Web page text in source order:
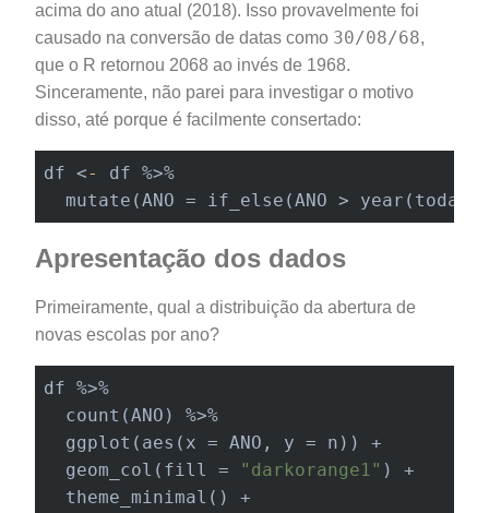
acima do ano atual (2018). Isso provavelmente foi
causado na conversão de datas como 30/08/68,
que o R retornou 2068 ao invés de 1968.
Sinceramente, não parei para investigar o motivo
disso, até porque é facilmente consertado:
df <- df %>%
mutate(ANO = if_else(ANO >
Apresentação dos dados
Primeiramente, qual a distribuição da abertura de
novas escolas por ano?
df %>%
  count(ANO) %>%
  ggplot(aes(x = ANO, y = n)) +
  geom_col(fill =
"darkorange1" ) +
  theme_minimal() +